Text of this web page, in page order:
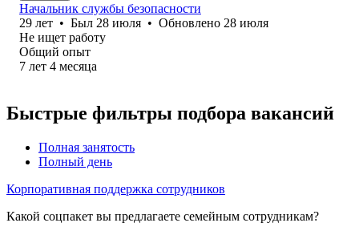
Начальник службы безопасности
29 лет • Был 28 июля • Обновлено 28 июля
Не ищет работу
Общий опыт
7 лет 4 месяца
Быстрые фильтры подбора вакансий
Полная занятость
Полный день
Корпоративная поддержка сотрудников
Какой соцпакет вы предлагаете семейным сотрудникам?